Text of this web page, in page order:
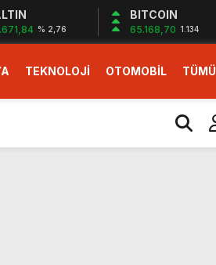
% 2,76
BITCOIN
65.168,70 1.134
TEKNOLOJİ OTOMOBİL TÜMÜ